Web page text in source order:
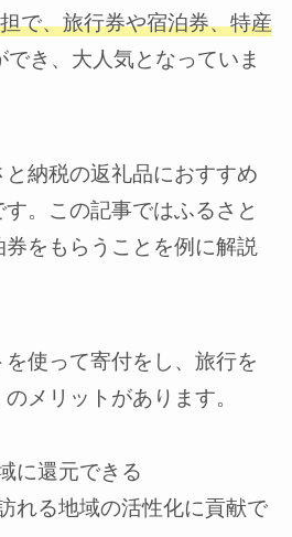
で、旅行券や宿泊券、特産
でき、大人気となっていま
納税の返礼品におすすめ
。この記事ではふるさと
をもらうことを例に解説
使って寄付をし、旅行を
メリットがあります。
に還元できる
れる地域の活性化に貢献で